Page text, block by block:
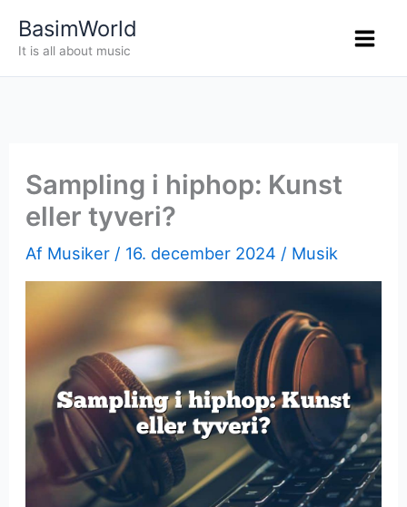
BasimWorld
It is all about music
Sampling i hiphop: Kunst
eller tyveri?
Af Musiker / 16. december 2024 / Musik